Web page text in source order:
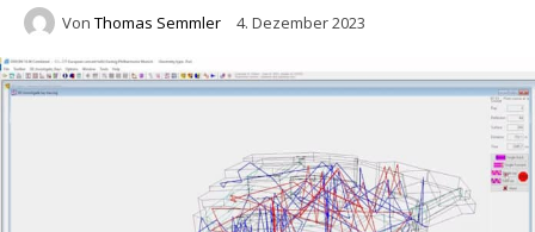
Von Thomas Semmler 4. Dezember 2023